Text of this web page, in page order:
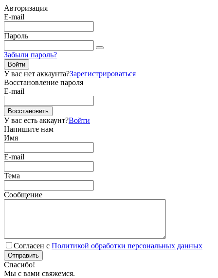
Авторизация
E-mail
Пароль
Забыли пароль?
Войти
У вас нет аккаунта?Зарегистрироваться
Восстановление пароля
E-mail
Восстановить
У вас есть аккаунт?Войти
Напишите нам
Имя
E-mail
Тема
Сообщение
Согласен с Политикой обработки персональных данных
Отправить
Спасибо!
Мы с вами свяжемся.